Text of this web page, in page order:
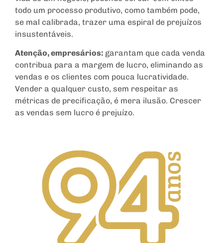
todo um processo produtivo, como também pode,
se mal calibrada, trazer uma espiral de prejuízos
insustentáveis.
Atenção, empresários: garantam que cada venda
contribua para a margem de lucro, eliminando as
vendas e os clientes com pouca lucratividade.
Vender a qualquer custo, sem respeitar as
métricas de precificação, é mera ilusão. Crescer
as vendas sem lucro é prejuízo.